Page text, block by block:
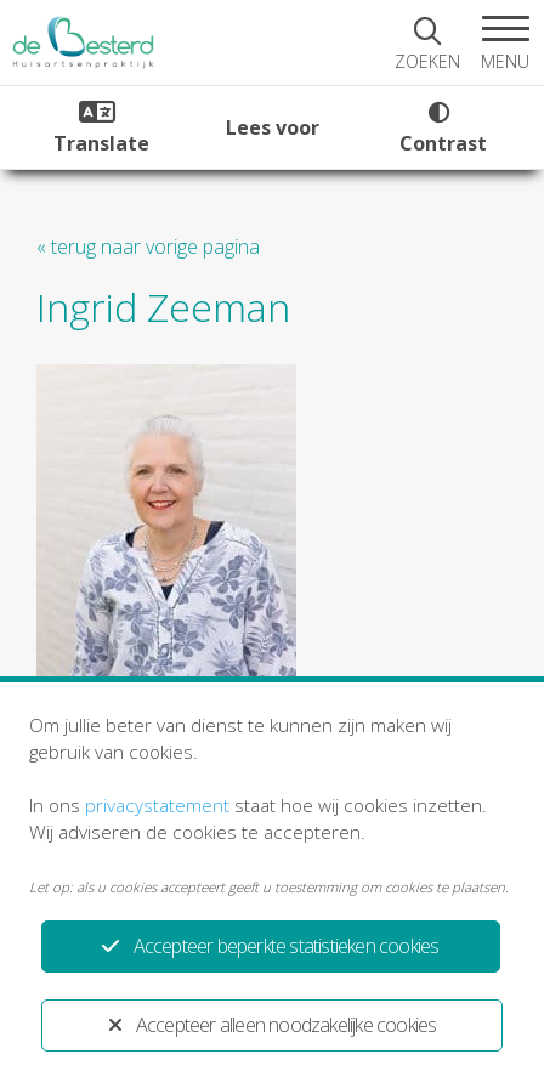
ZOEKEN MENU
Translate
Lees voor
Contrast
« terug naar vorige pagina
Ingrid Zeeman
Privacystatement Disclaimer
Ontwikkeld door: Yardzorgsites.nl
Accepteer alleen noodzakelijke cookies
Accepteer beperkte statistieken cookies
Om jullie beter van dienst te kunnen zijn maken wij
gebruik van cookies.
In ons privacystatement staat hoe wij cookies inzetten.
Wij adviseren de cookies te accepteren.
Let op: als u cookies accepteert geeft u toestemming om cookies te plaatsen.